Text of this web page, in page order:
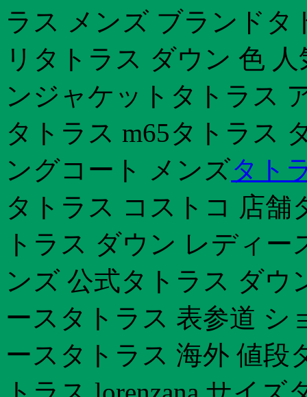
ラス メンズ ブランドタ
リタトラス ダウン 色
ンジャケットタトラス
タトラス m65タトラス
ングコート メンズタト
タトラス コストコ 店舗
トラス ダウン レディ
ンズ 公式タトラス ダ
ースタトラス 表参道 シ
ースタトラス 海外 値段